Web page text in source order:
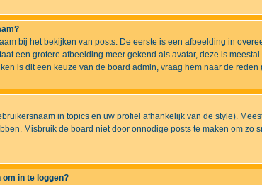
bij het bekijken van posts. De eerste is een afbeelding in
een grotere afbeelding meer gekend als avatar, deze is
is dit een keuze van de board admin, vraag hem naar de
in topics en uw profiel afhankelijk van de style).
Misbruik de board niet door onnodige posts te maken om
in te loggen?